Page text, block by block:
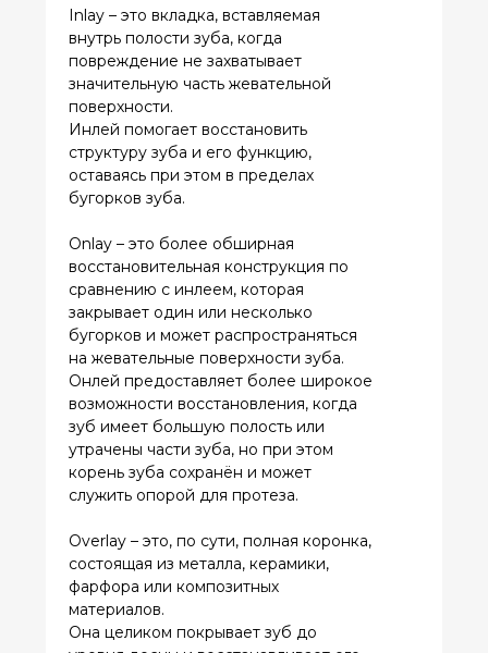
бугорков и может распространяться
на жевательные поверхности зуба.
Онлей предоставляет более широкое
возможности восстановления, когда
зуб имеет большую полость или
утрачены части зуба, но при этом
корень зуба сохранён и может
служить опорой для протеза.
Overlay – это, по сути, полная коронка,
состоящая из металла, керамики,
фарфора или композитных
материалов.
уровня десны и восстанавливает его
первоначальную форму и размер,
применяется в случаях, когда зуб
сильно разрушен и нуждается в
полноценной защите и
восстановлении.
кровом будет зависеть от степени
разрушения зуба и клинической
ситуации.
Все эти методы позволяют достичь
хороших эстетических и
функциональных результатов,
сохраняют здоровые ткани зуба и
являются долговременным решением.
Перед выбором конкретного типа
состояния зубов, а также
ознакомление пациента с
возможными вариантами лечения и их
стоимостью.